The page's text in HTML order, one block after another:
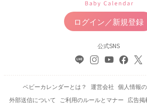
ログイン／新規登録
公式SNS
ベビーカレンダーとは？ 運営会社 個人情報
外部送信について
ご利用のルールとマナー 広告掲